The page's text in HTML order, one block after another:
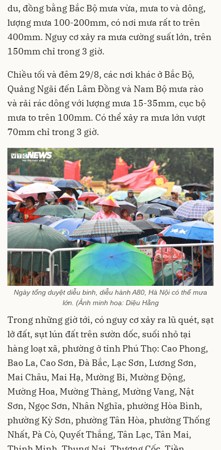
du, đồng bằng Bắc Bộ mưa vừa, mưa to và dông,
lượng mưa 100-200mm, có nơi mưa rất to trên
400mm. Nguy cơ xảy ra mưa cường suất lớn, trên
150mm chỉ trong 3 giờ.
Chiều tối và đêm 29/8, các nơi khác ở Bắc Bộ,
Quảng Ngãi đến Lâm Đồng và Nam Bộ mưa rào
và rải rác dông với lượng mưa 15-35mm, cục bộ
mưa to trên 100mm. Có thể xảy ra mưa lớn vượt
70mm chỉ trong 3 giờ.
Ngày tổng duyệt diễu binh, diễu hành A80, Hà Nội có thể mưa
lớn. (Ảnh minh hoạ: Diệu Hằng
Trong những giờ tới, có nguy cơ xảy ra lũ quét, sạt
lở đất, sụt lún đất trên sườn dốc, suối nhỏ tại
hàng loạt xã, phường ở tỉnh Phú Thọ: Cao Phong,
Bao La, Cao Sơn, Đà Bắc, Lạc Sơn, Lương Sơn,
Mai Châu, Mai Hạ, Mường Bi, Mường Động,
Mường Hoa, Mường Thàng, Mường Vang, Nật
Sơn, Ngọc Sơn, Nhân Nghĩa, phường Hòa Bình,
phường Kỳ Sơn, phường Tân Hòa, phường Thống
Nhất, Pà Cò, Quyết Thắng, Tân Lạc, Tân Mai,